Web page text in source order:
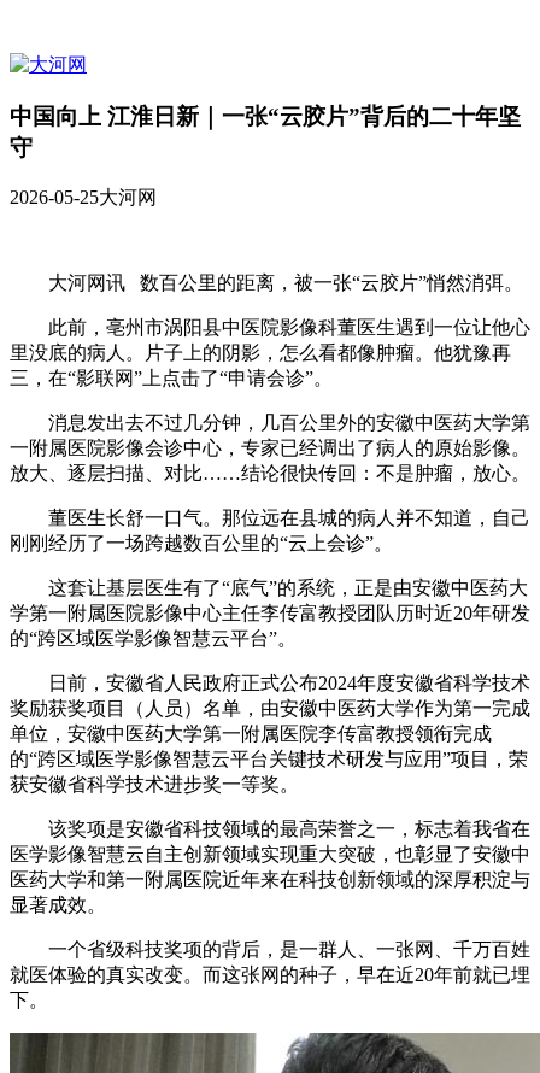
中国向上 江淮日新｜一张“云胶片”背后的二十年坚
守
2026-05-25大河网
大河网讯 数百公里的距离，被一张“云胶片”悄然消弭。
此前，亳州市涡阳县中医院影像科董医生遇到一位让他心
里没底的病人。片子上的阴影，怎么看都像肿瘤。他犹豫再
三，在“影联网”上点击了“申请会诊”。
消息发出去不过几分钟，几百公里外的安徽中医药大学第
一附属医院影像会诊中心，专家已经调出了病人的原始影像。
放大、逐层扫描、对比……结论很快传回：不是肿瘤，放心。
董医生长舒一口气。那位远在县城的病人并不知道，自己
刚刚经历了一场跨越数百公里的“云上会诊”。
这套让基层医生有了“底气”的系统，正是由安徽中医药大
学第一附属医院影像中心主任李传富教授团队历时近20年研发
的“跨区域医学影像智慧云平台”。
日前，安徽省人民政府正式公布2024年度安徽省科学技术
奖励获奖项目（人员）名单，由安徽中医药大学作为第一完成
单位，安徽中医药大学第一附属医院李传富教授领衔完成
的“跨区域医学影像智慧云平台关键技术研发与应用”项目，荣
获安徽省科学技术进步奖一等奖。
该奖项是安徽省科技领域的最高荣誉之一，标志着我省在
医学影像智慧云自主创新领域实现重大突破，也彰显了安徽中
医药大学和第一附属医院近年来在科技创新领域的深厚积淀与
显著成效。
一个省级科技奖项的背后，是一群人、一张网、千万百姓
就医体验的真实改变。而这张网的种子，早在近20年前就已埋
下。